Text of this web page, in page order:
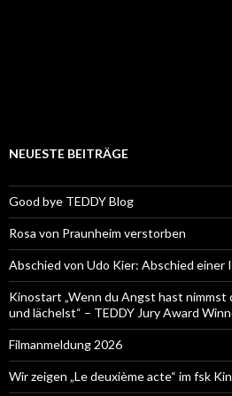
NEUESTE BEITRÄGE
Good bye TEDDY Blog
Rosa von Praunheim verstorben
Abschied von Udo Kier: Abschied einer
Kinostart „Wenn du Angst hast nimmst
und lächelst“ – TEDDY Jury Award
Filmanmeldung 2026
Wir zeigen „Le deuxième acte“ im fsk